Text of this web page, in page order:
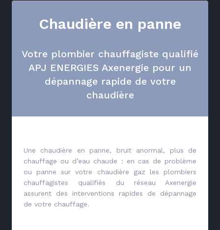
Chaudière en panne
Votre plombier chauffagiste qualifié
APJ ENERGIES Axenergie pour un
dépannage rapide de votre
chaudière
Une chaudière en panne, bruit anormal, plus de
chauffage ou d’eau chaude : en cas de problème
ou panne sur votre chaudière gaz les plombiers
chauffagistes qualifiés du réseau Axenergie
assurent des interventions rapides de dépannage
de votre chauffage.